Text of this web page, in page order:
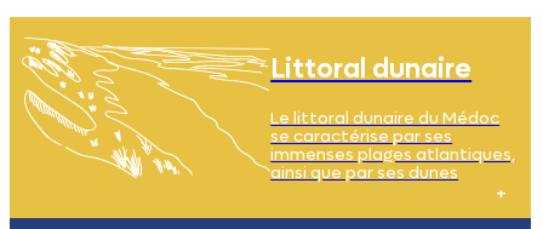
Littoral dunaire
Le littoral dunaire du Médoc
se caractérise par ses
immenses plages atlantiques,
ainsi que par ses dunes